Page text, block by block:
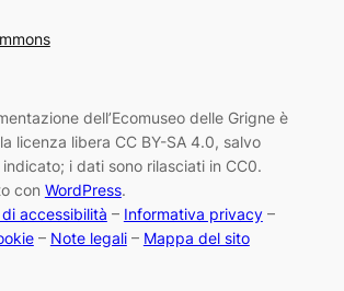
dell’Ecomuseo delle Grigne è
licenza libera CC BY-SA 4.0, salvo
i dati sono rilasciati in CC0.
con WordPress.
accessibilità – Informativa privacy–
– Note legali– Mappa del sito